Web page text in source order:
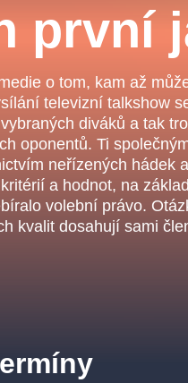
první
o tom, kam až
televizní talkshow
diváků a tak
oponentů. Ti
neřízených hádek
a hodnot, na
volební právo.
kvalit dosahují sami
OBYČEJNÁ HOLKA
2026
Agentura 44, s.r.o.
Ostatní hledají